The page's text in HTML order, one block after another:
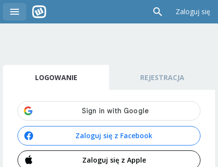
Zaloguj się
LOGOWANIE REJESTRACJA
Zaloguj się z Facebook
Zaloguj się z Apple